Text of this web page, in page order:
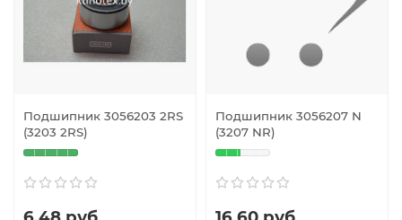
Подшипник 3056203 2RS
(3203 2RS)
Подшипник 3056207 N
(3207 NR)